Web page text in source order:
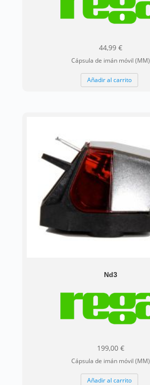
44,99€
Cápsula de imán móvil (MM)
Añadir al carrito
Nd3
199,00€
Cápsula de imán móvil (MM)
Añadir al carrito